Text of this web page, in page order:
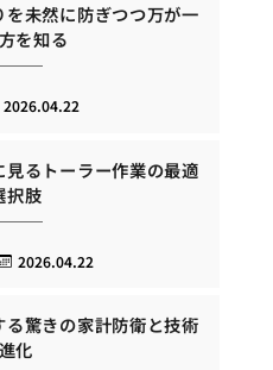
未然に防ぎつつ万が一
を知る
2026.04.22
るトーラー作業の最適
択肢
2026.04.22
驚きの家計防衛と技術
化